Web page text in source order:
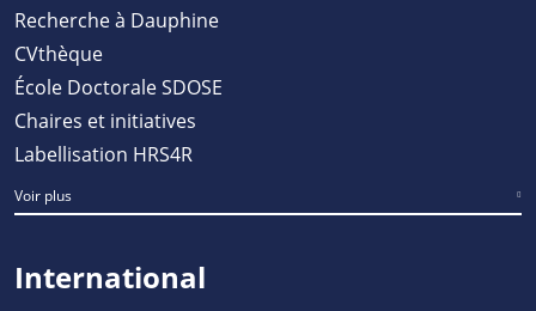
Recherche à Dauphine
CVthèque
École Doctorale SDOSE
Chaires et initiatives
Labellisation HRS4R
Voir plus
International